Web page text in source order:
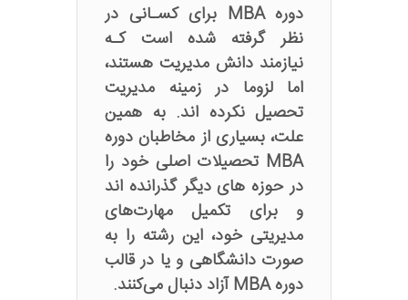
دوره MBA برای کسـانی در
نظر گرفته شده است کـه
نیازمند دانش مدیریت هستند،
اما لزوما در زمینه مدیریت
تحصیل نکرده اند. به همین
علت، بسیاری از مخاطبان دوره
MBA تحصیلات اصلی خود را
در حوزه های دیگر گذرانده اند
و برای تکمیل مهارت‌های
مدیریتی خود، این رشته را به
صورت دانشگاهی و یا در قالب
دوره MBA آزاد دنبال می‌کنند.